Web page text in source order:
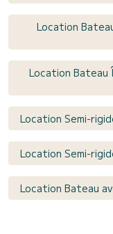
Location
Location Bateau
Location Semi-
Location Semi-
Location Bateau